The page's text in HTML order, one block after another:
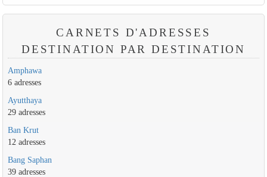
CARNETS D'ADRESSES
DESTINATION PAR DESTINATION
Amphawa
6 adresses
Ayutthaya
29 adresses
Ban Krut
12 adresses
Bang Saphan
39 adresses